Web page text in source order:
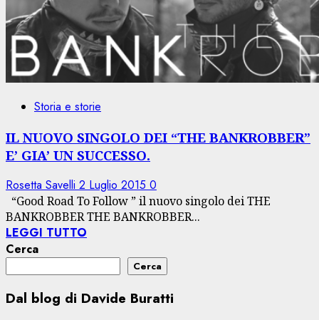
Storia e storie
IL NUOVO SINGOLO DEI “THE BANKROBBER”
E’ GIA’ UN SUCCESSO.
Rosetta Savelli 2 Luglio 2015 0
“Good Road To Follow ” il nuovo singolo dei THE
BANKROBBER THE BANKROBBER...
LEGGI TUTTO
Cerca
Cerca
Dal blog di Davide Buratti